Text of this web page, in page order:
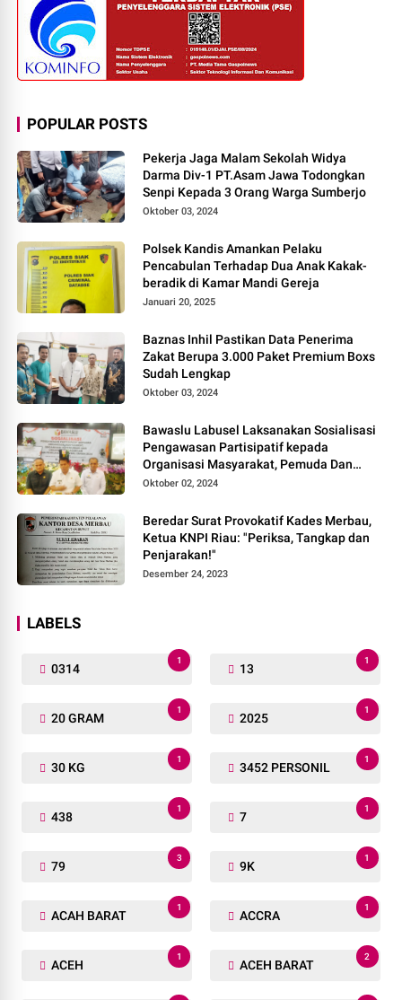
POPULAR POSTS
Pekerja Jaga Malam Sekolah Widya
Darma Div-1 PT.Asam Jawa Todongkan
Senpi Kepada 3 Orang Warga Sumberjo
Oktober 03, 2024
Polsek Kandis Amankan Pelaku
Pencabulan Terhadap Dua Anak Kakak-
beradik di Kamar Mandi Gereja
Januari 20, 2025
Baznas Inhil Pastikan Data Penerima
Zakat Berupa 3.000 Paket Premium Boxs
Sudah Lengkap
Oktober 03, 2024
Bawaslu Labusel Laksanakan Sosialisasi
Pengawasan Partisipatif kepada
Organisasi Masyarakat, Pemuda Dan
Agama Pada pilkada Serentak 2024
Oktober 02, 2024
Beredar Surat Provokatif Kades Merbau,
Ketua KNPI Riau: "Periksa, Tangkap dan
Penjarakan!"
Desember 24, 2023
LABELS
0314
1
13
1
20 GRAM
1
2025
1
30 KG
1
3452 PERSONIL
1
438
1
7
1
79
3
9K
1
ACAH BARAT
1
ACCRA
1
ACEH
1
ACEH BARAT
2